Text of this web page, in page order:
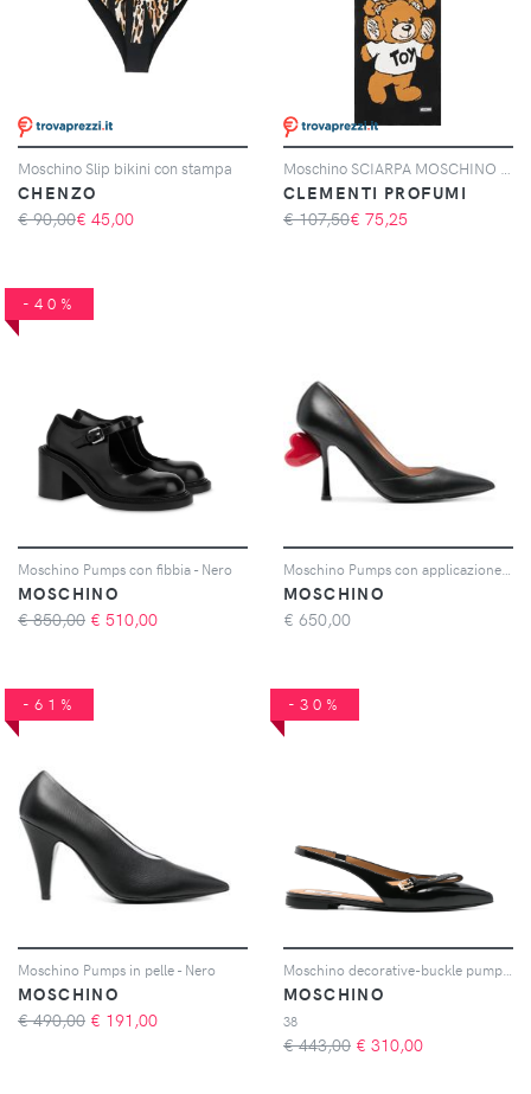
Moschino Slip bikini con stampa
CHENZO
€ 90,00€ 45,00
CLEMENTI PROFUMI
€ 107,50€ 75,25
-40%
Moschino Pumps con fibbia - Nero
MOSCHINO
€ 850,00 € 510,00
MOSCHINO
€ 650,00
-61%
Moschino Pumps in pelle - Nero
MOSCHINO
€ 490,00 € 191,00
-30%
MOSCHINO
38
€ 443,00 € 310,00